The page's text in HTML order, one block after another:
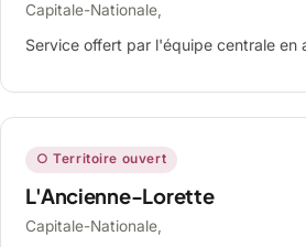
Capitale-Nationale,
Service offert par l'équipe centrale en
○ Territoire ouvert
L'Ancienne-Lorette
Capitale-Nationale,